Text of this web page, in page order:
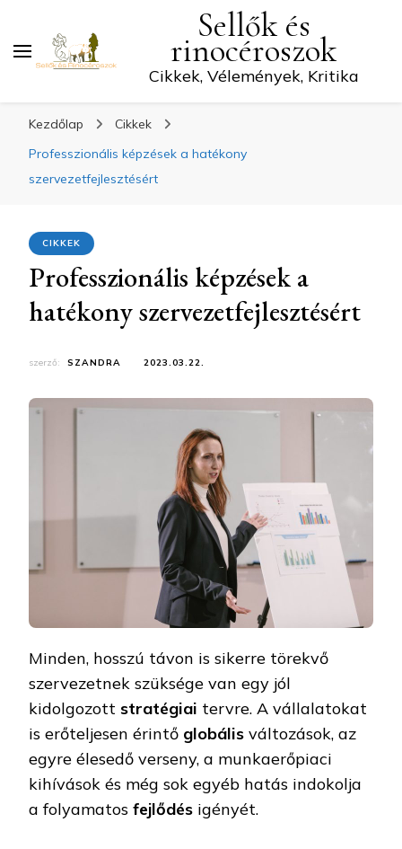
Sellők és
rinocéroszok
Cikkek, Vélemények, Kritika
Kezdőlap
Cikkek
Professzionális képzések a hatékony
szervezetfejlesztésért
CIKKEK
Professzionális képzések a
hatékony szervezetfejlesztésért
szerző: SZANDRA 2023.03.22.
Minden, hosszú távon is sikerre törekvő
szervezetnek szüksége van egy jól
kidolgozott stratégiai tervre. A vállalatokat
is erőteljesen érintő globális változások, az
egyre élesedő verseny, a munkaerőpiaci
kihívások és még sok egyéb hatás indokolja
a folyamatos fejlődés igényét.